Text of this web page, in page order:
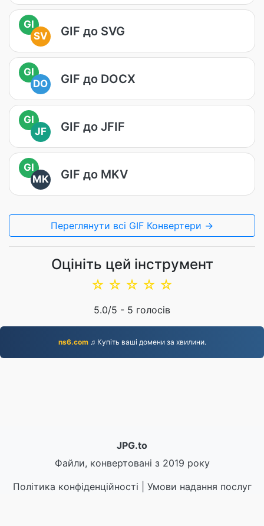
GI
SV
GIF до SVG
GI
DO
GIF до DOCX
GI
JF
GIF до JFIF
GI
MK
GIF до MKV
Переглянути всі GIF Конвертери →
Оцініть цей інструмент
☆
☆
☆
☆
☆
5.0/5 - 5 голосів
ns6.com♫ Купіть ваші домени за хвилини.
JPG.to
Файли, конвертовані з 2019 року
Політика конфіденційності
Умови надання послуг